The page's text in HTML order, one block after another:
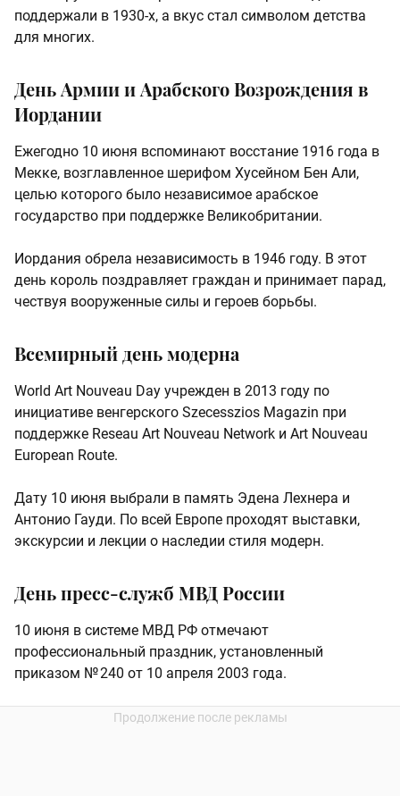
поддержали в 1930-х, а вкус стал символом детства
для многих.
День Армии и Арабского Возрождения в
Иордании
Ежегодно 10 июня вспоминают восстание 1916 года в
Мекке, возглавленное шерифом Хусейном Бен Али,
целью которого было независимое арабское
государство при поддержке Великобритании.
Иордания обрела независимость в 1946 году. В этот
день король поздравляет граждан и принимает парад,
чествуя вооруженные силы и героев борьбы.
Всемирный день модерна
World Art Nouveau Day учрежден в 2013 году по
инициативе венгерского Szecesszios Magazin при
поддержке Reseau Art Nouveau Network и Art Nouveau
European Route.
Дату 10 июня выбрали в память Эдена Лехнера и
Антонио Гауди. По всей Европе проходят выставки,
экскурсии и лекции о наследии стиля модерн.
День пресс-служб МВД России
10 июня в системе МВД РФ отмечают
профессиональный праздник, установленный
приказом № 240 от 10 апреля 2003 года.